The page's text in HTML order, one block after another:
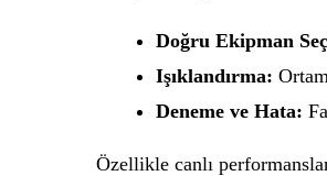
Doğru Ekipman
Işıklandırma:
Deneme ve Hata:
Özellikle canlı